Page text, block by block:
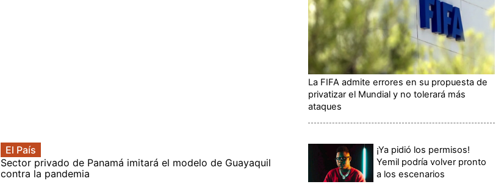
El País
Sector privado de Panamá imitará el modelo de Guayaquil
contra la pandemia
La FIFA admite errores en su propuesta de
privatizar el Mundial y no tolerará más
ataques
¡Ya pidió los permisos!
Yemil podría volver pronto
a los escenarios